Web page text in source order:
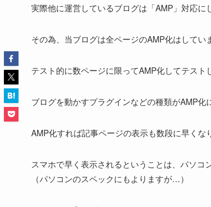
実際他に運営しているブログは「AMP」対応に
その為、当ブログは全ページのAMP化はしてい
テスト的に数ページに限ってAMP化してテスト
ブログを動かすプラグインなどの種類がAMP化
AMP化すれば記事ページの表示も数段に早くな
スマホで早く表示されるということは、パソコ
（パソコンのスペックにもよりますが…）